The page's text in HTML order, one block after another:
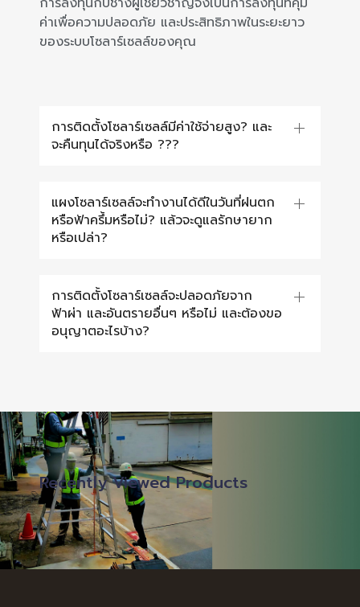
ค่าเพื่อความปลอดภัย และประสิทธิภาพในระยะยาว
ของระบบโซลาร์เซลล์ของคุณ
การติดตั้งโซลาร์เซลล์มีค่าใช้จ่ายสูง? และ
จะคืนทุนได้จริงหรือ ???
แผงโซลาร์เซลล์จะทำงานได้ดีในวันที่ฝนตก
หรือฟ้าครึ้มหรือไม่? แล้วจะดูแลรักษายาก
หรือเปล่า?
การติดตั้งโซลาร์เซลล์จะปลอดภัยจาก
ฟ้าผ่า และอันตรายอื่นๆ หรือไม่ และต้องขอ
อนุญาตอะไรบ้าง?
Recently Viewed Products